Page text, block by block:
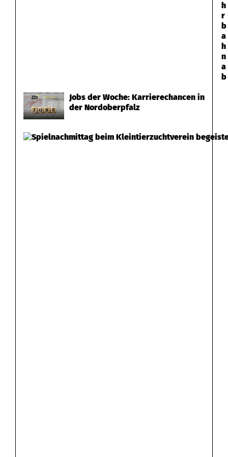
h
r
b
a
h
n
a
b
Jobs der Woche: Karrierechancen in
der Nordoberpfalz